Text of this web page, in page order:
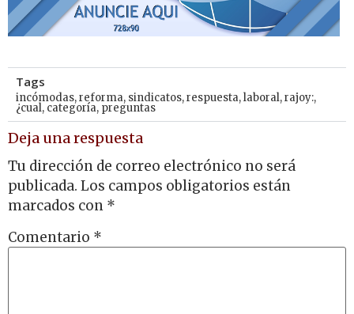
Tags
incómodas,reforma, sindicatos,respuesta,laboral,rajoy:,
¿cual, categoría, preguntas
Deja una respuesta
Tu dirección de correo electrónico no será
publicada. Los campos obligatorios están
marcados con *
Comentario *